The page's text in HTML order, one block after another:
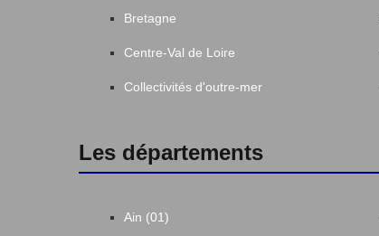
Bretagne
Centre-Val de Loire
Collectivités d'outre-mer
Les départements
Ain (01)